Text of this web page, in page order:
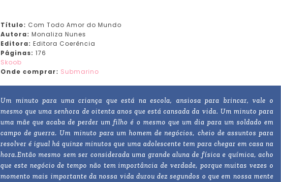
Título: Com Todo Amor do Mundo
Autora: Monaliza Nunes
Editora: Editora Coerência
Páginas: 176
Skoob
Onde comprar: Submarino
Um minuto para uma criança que está na escola, ansiosa para brincar, vale o
mesmo que uma senhora de oitenta anos que está cansada da vida. Um minuto para
uma mãe que acaba de perder um filho é o mesmo que um dia para um soldado em
campo de guerra. Um minuto para um homem de negócios, cheio de assuntos para
resolver é igual há quinze minutos que uma adolescente tem para chegar em casa na
hora.Então mesmo sem ser considerada uma grande aluna de física e química, acho
que este negócio de tempo não tem importância de verdade, porque muitas vezes o
momento mais importante da nossa vida durou dez segundos o que em nossa mente